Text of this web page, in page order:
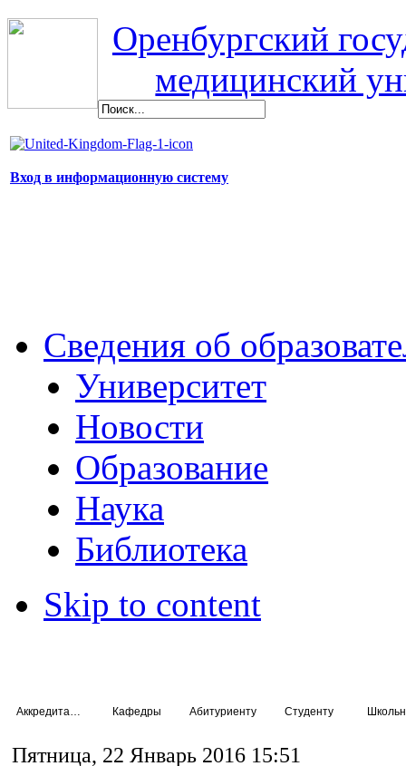
Оренбургский
медицинский
Вход в информационную систему
Сведения об
Университет
Новости
Образование
Наука
Библиотека
Skip to content
Кафедры Абитуриенту Студенту
Пятница, 22 Январь 2016 15:51